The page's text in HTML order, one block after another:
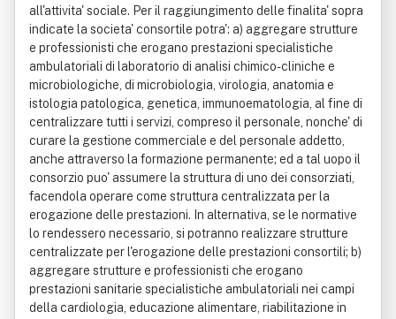
all'attivita' sociale. Per il raggiungimento delle finalita' sopra
indicate la societa' consortile potra': a) aggregare strutture
e professionisti che erogano prestazioni specialistiche
ambulatoriali di laboratorio di analisi chimico-cliniche e
microbiologiche, di microbiologia, virologia, anatomia e
istologia patologica, genetica, immunoematologia, al fine di
centralizzare tutti i servizi, compreso il personale, nonche' di
curare la gestione commerciale e del personale addetto,
anche attraverso la formazione permanente; ed a tal uopo il
consorzio puo' assumere la struttura di uno dei consorziati,
facendola operare come struttura centralizzata per la
erogazione delle prestazioni. In alternativa, se le normative
lo rendessero necessario, si potranno realizzare strutture
centralizzate per l'erogazione delle prestazioni consortili; b)
aggregare strutture e professionisti che erogano
prestazioni sanitarie specialistiche ambulatoriali nei campi
della cardiologia, educazione alimentare, riabilitazione in